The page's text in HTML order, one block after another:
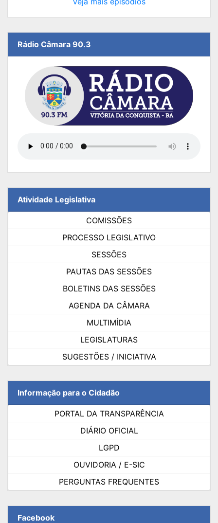
Rádio Câmara 90.3
Atividade Legislativa
COMISSÕES
PROCESSO LEGISLATIVO
SESSÕES
PAUTAS DAS SESSÕES
BOLETINS DAS SESSÕES
AGENDA DA CÂMARA
MULTIMÍDIA
LEGISLATURAS
SUGESTÕES / INICIATIVA
Informação para o Cidadão
PORTAL DA TRANSPARÊNCIA
DIÁRIO OFICIAL
LGPD
OUVIDORIA / E-SIC
PERGUNTAS FREQUENTES
Facebook